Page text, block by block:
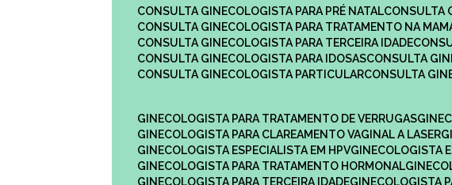
CONSULTA GINECOLOGISTA PARA PRÉ NATAL
CONSULTA GINECOLOGISTA PARA TRATAMENTO NA
CONSULTA GINECOLOGISTA PARA TERCEIRA IDADE
CONSULTA GINECOLOGISTA PARA IDOSAS
CONSULTA
CONSULTA GINECOLOGISTA PARTICULAR
CONSULTA
GINECOLOGISTA PARA TRATAMENTO DE VERRUGAS
GINECOLOGISTA PARA CLAREAMENTO VAGINAL A LASER
GINECOLOGISTA ESPECIALISTA EM HPV
GINECOLOGISTA PARA TRATAMENTO HORMONAL
GINECOLOGISTA PARA TERCEIRA IDADE
GINECOLOGISTA